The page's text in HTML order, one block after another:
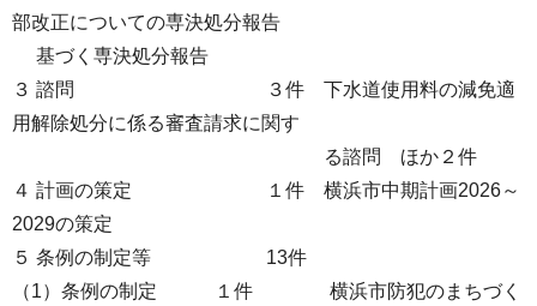
部改正についての専決処分報告
基づく専決処分報告
３ 諮問 ３件 下水道使用料の減免適
用解除処分に係る審査請求に関す
る諮問 ほか２件
４ 計画の策定 １件 横浜市中期計画2026～
2029の策定
５ 条例の制定等 13件
（1）条例の制定 １件 横浜市防犯のまちづく